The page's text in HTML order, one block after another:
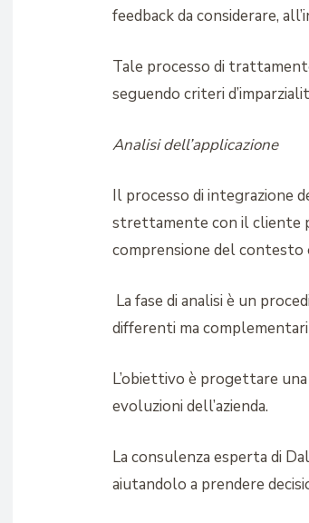
feedback da considerare,
Tale processo di
seguendo criteri
Analisi dell’applicazione
Il processo di integrazione
strettamente con il cliente
comprensione del contesto
La fase di analisi è un
differenti ma
L’obiettivo è progettare
evoluzioni dell’azienda.
La consulenza esperta di
aiutandolo a prendere